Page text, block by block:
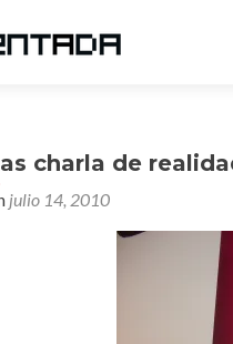
charla de
julio 14, 2010